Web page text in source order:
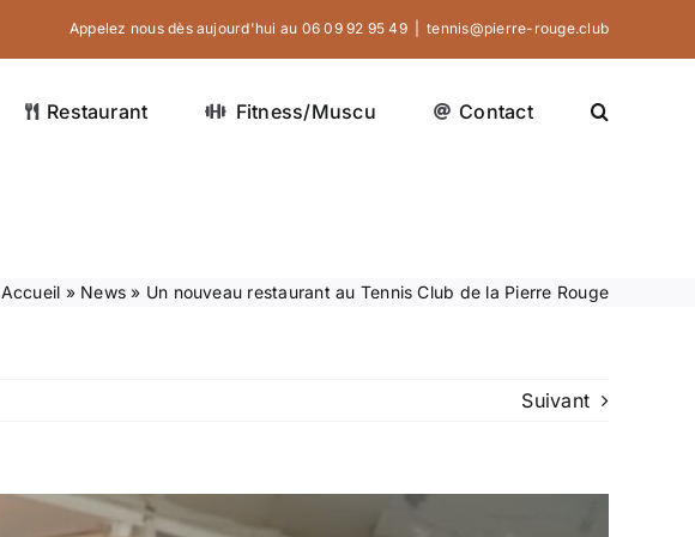
Appelez nous dès aujourd'hui au 06 09 92 95 49‬ tennis@pierre-rouge.club
Restaurant Fitness/Muscu Contact
Accueil » News » Un nouveau restaurant au Tennis Club de la Pierre Rouge
Suivant